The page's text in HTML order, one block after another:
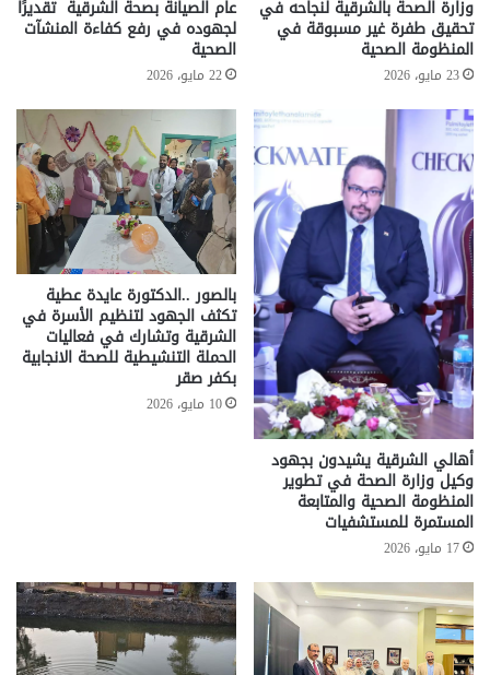
وزارة الصحة بالشرقية لنجاحه في
تحقيق طفرة غير مسبوقة في
المنظومة الصحية
23 مايو، 2026
عام الصيانة بصحة الشرقية تقديرًا
لجهوده في رفع كفاءة المنشآت
الصحية
22 مايو، 2026
أهالي الشرقية يشيدون بجهود
وكيل وزارة الصحة في تطوير
المنظومة الصحية والمتابعة
المستمرة للمستشفيات
17 مايو، 2026
بالصور ..الدكتورة عايدة عطية
تكثف الجهود لتنظيم الأسرة في
الشرقية وتشارك في فعاليات
الحملة التنشيطية للصحة الانجابية
بكفر صقر
10 مايو، 2026